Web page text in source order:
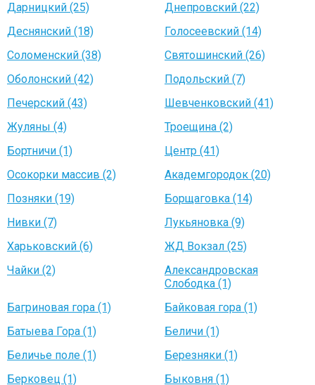
Дарницкий (25)
Днепровский (22)
Деснянский (18)
Голосеевский (14)
Соломенский (38)
Святошинский (26)
Оболонский (42)
Подольский (7)
Печерский (43)
Шевченковский (41)
Жуляны (4)
Троещина (2)
Бортничи (1)
Центр (41)
Осокорки массив (2)
Академгородок (20)
Позняки (19)
Борщаговка (14)
Нивки (7)
Лукьяновка (9)
Харьковский (6)
ЖД Вокзал (25)
Чайки (2)
Александровская
Слободка (1)
Багриновая гора (1)
Байковая гора (1)
Батыева Гора (1)
Беличи (1)
Беличье поле (1)
Березняки (1)
Берковец (1)
Быковня (1)